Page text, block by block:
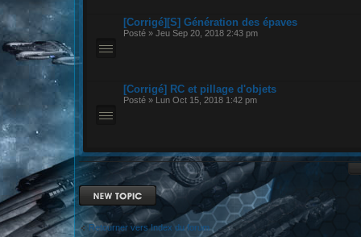
[Corrigé][S] Génération des épaves
Posté » Jeu Sep 20, 2018 2:43 pm
[Corrigé] RC et pillage d'objets
Posté » Lun Oct 15, 2018 1:42 pm
Ecrire un nouveau
sujet
Retourner vers Index du forum